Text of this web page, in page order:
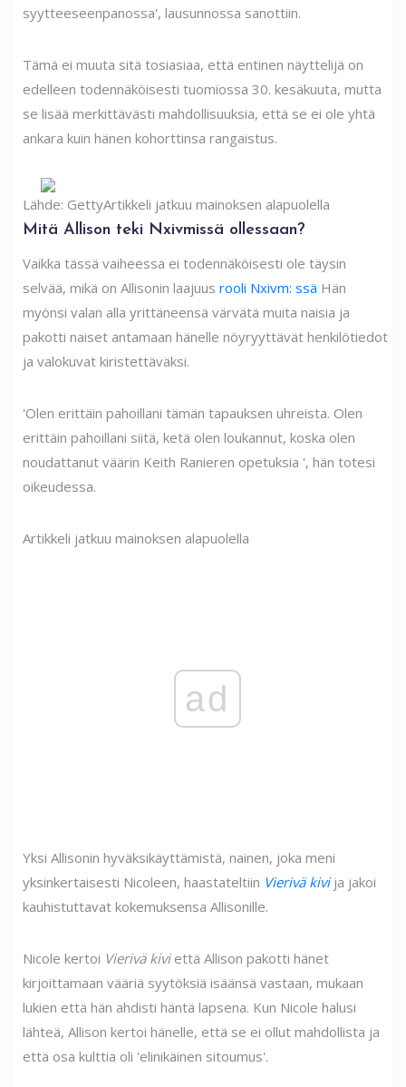
syytteeseenpanossa', lausunnossa sanottiin.
Tämä ei muuta sitä tosiasiaa, että entinen näyttelijä on
edelleen todennäköisesti tuomiossa 30. kesäkuuta, mutta
se lisää merkittävästi mahdollisuuksia, että se ei ole yhtä
ankara kuin hänen kohorttinsa rangaistus.
Lähde: GettyArtikkeli jatkuu mainoksen alapuolella
Mitä Allison teki Nxivmissä ollessaan?
Vaikka tässä vaiheessa ei todennäköisesti ole täysin
selvää, mikä on Allisonin laajuus rooli Nxivm: ssä Hän
myönsi valan alla yrittäneensä värvätä muita naisia ​​ja
pakotti naiset antamaan hänelle nöyryyttävät henkilötiedot
ja valokuvat kiristettäväksi.
'Olen erittäin pahoillani tämän tapauksen uhreista. Olen
erittäin pahoillani siitä, ketä olen loukannut, koska olen
noudattanut väärin Keith Ranieren opetuksia ', hän totesi
oikeudessa.
Artikkeli jatkuu mainoksen alapuolella
ad
Yksi Allisonin hyväksikäyttämistä, nainen, joka meni
yksinkertaisesti Nicoleen, haastateltiin Vierivä kivi ja jakoi
kauhistuttavat kokemuksensa Allisonille.
Nicole kertoi Vierivä kiviettä Allison pakotti hänet
kirjoittamaan vääriä syytöksiä isäänsä vastaan, mukaan
lukien että hän ahdisti häntä lapsena. Kun Nicole halusi
lähteä, Allison kertoi hänelle, että se ei ollut mahdollista ja
että osa kulttia oli 'elinikäinen sitoumus'.